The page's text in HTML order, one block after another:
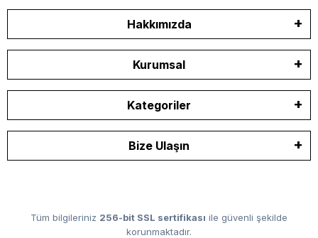
Hakkımızda
Kurumsal
Kategoriler
Bize Ulaşın
Tüm bilgileriniz 256-bit SSL sertifikası ile güvenli şekilde
korunmaktadır.